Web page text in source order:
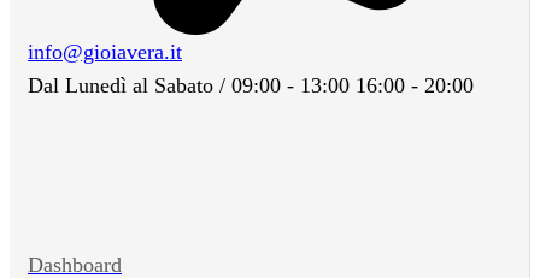
info@gioiavera.it
Dal Lunedì al Sabato / 09:00 - 13:00 16:00 - 20:00
Dashboard